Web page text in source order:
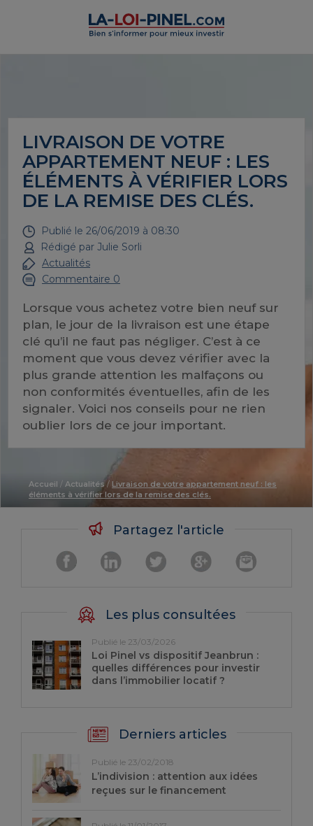
LIVRAISON DE VOTRE
APPARTEMENT NEUF : LES
ÉLÉMENTS À VÉRIFIER LORS
DE LA REMISE DES CLÉS.
Publié le 26/06/2019 à 08:30
Rédigé par Julie Sorli
Actualités
Commentaire 0
Lorsque vous achetez votre bien neuf sur
plan, le jour de la livraison est une étape
clé qu’il ne faut pas négliger. C’est à ce
moment que vous devez vérifier avec la
plus grande attention les malfaçons ou
non conformités éventuelles, afin de les
signaler. Voici nos conseils pour ne rien
oublier lors de ce jour important.
Accueil / Actualités/ Livraison de votre appartement neuf : les
éléments à vérifier lors de la remise des clés.
Partagez l'article
Les plus consultées
Publié le 23/03/2026
Loi Pinel vs dispositif Jeanbrun :
quelles différences pour investir
dans l’immobilier locatif ?
Derniers articles
Publié le 23/02/2018
L’indivision : attention aux idées
reçues sur le financement